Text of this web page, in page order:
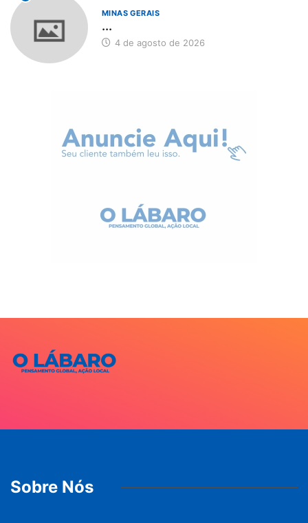
MINAS GERAIS
...
4 de agosto de 2026
Sobre Nós